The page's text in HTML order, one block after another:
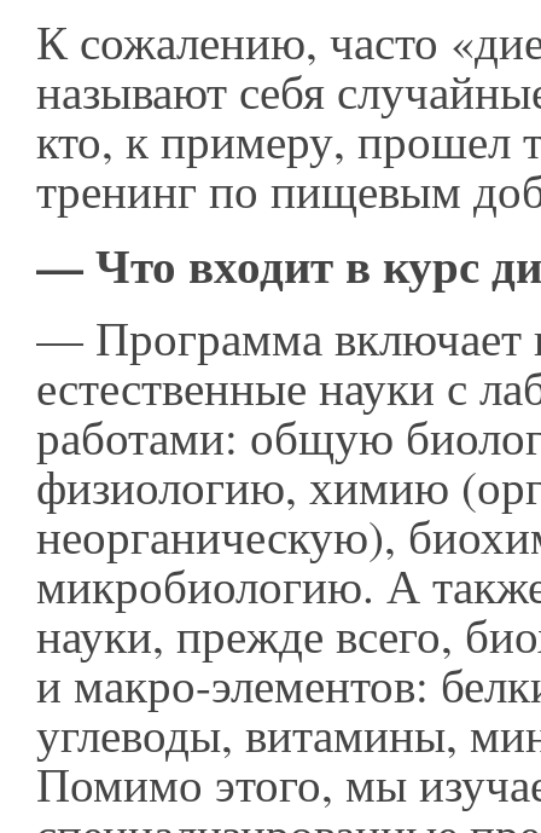
К сожалению, часто
называют себя
кто, к примеру, прошел
тренинг по пищевым
— Что входит в курс
— Программа включает
естественные науки с
работами: общую
физиологию, химию
неорганическую),
микробиологию. А
науки, прежде всего,
и макро-элементов:
углеводы, витамины,
Помимо этого, мы